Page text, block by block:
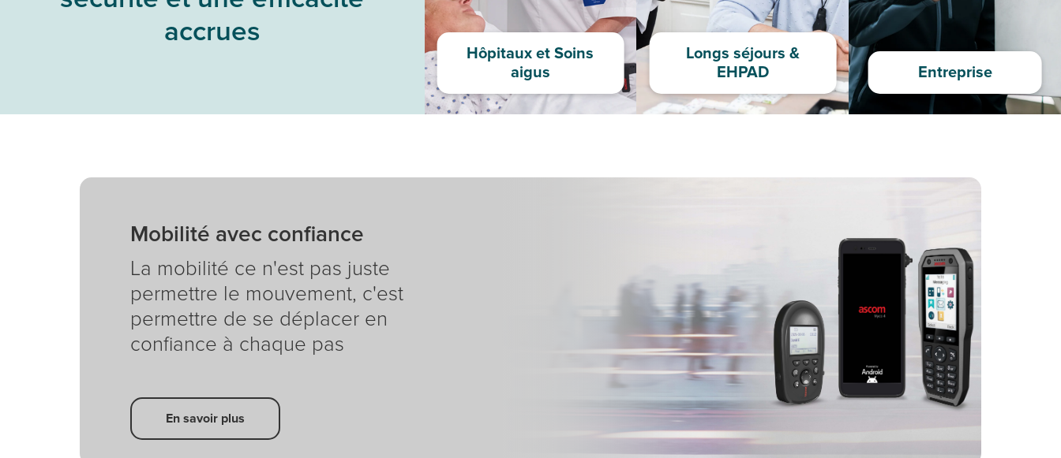
accrues
Hôpitaux et Soins
aigus
Longs séjours &
EHPAD
Entreprise
Mobilité avec confiance
La mobilité ce n'est pas juste
permettre le mouvement, c'est
permettre de se déplacer en
confiance à chaque pas
En savoir plus